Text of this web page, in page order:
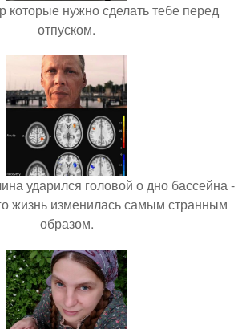
которые нужно сделать тебе перед
отпуском.
ударился головой о дно бассейна -
жизнь изменилась самым странным
образом.